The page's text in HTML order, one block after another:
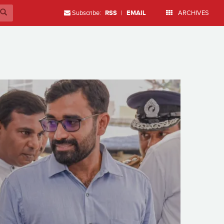
Subscribe: RSS | EMAIL ARCHIVES